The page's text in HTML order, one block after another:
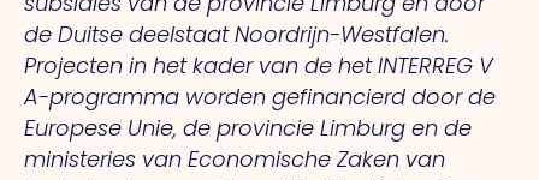
de Duitse deelstaat Noordrijn-Westfalen.
Projecten in het kader van de het INTERREG V
A-programma worden gefinancierd door de
Europese Unie, de provincie Limburg en de
ministeries van Economische Zaken van